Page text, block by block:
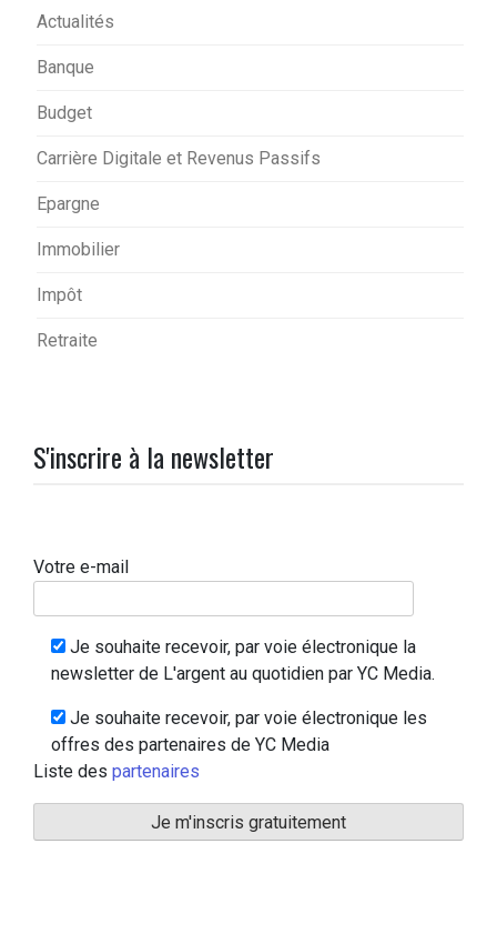
Actualités
Banque
Budget
Carrière Digitale et Revenus Passifs
Epargne
Immobilier
Impôt
Retraite
S'inscrire à la newsletter
Votre e-mail
Je souhaite recevoir, par voie électronique la
newsletter de L'argent au quotidien par YC Media.
Je souhaite recevoir, par voie électronique les
offres des partenaires de YC Media
Liste des partenaires